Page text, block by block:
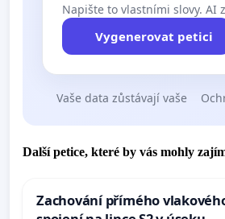
Napište to vlastními slovy. AI
Vygenerovat petici
Vaše data zůstávají vaše
Další petice, které by vás mohly
Zachování přímého